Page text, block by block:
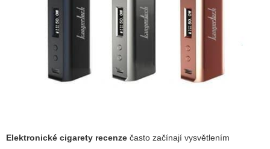
Elektronické cigarety recenze často začínají vysvětlením